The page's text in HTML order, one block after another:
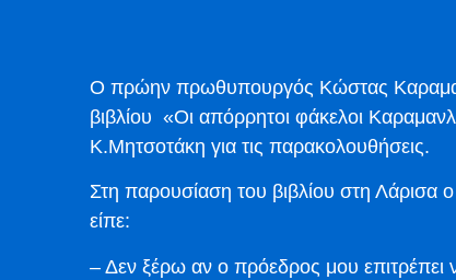
Ο πρώην πρωθυπουργός Κώστας
βιβλίου «Οι απόρρητοι φάκελοι
Κ.Μητσοτάκη για τις παρακολουθήσεις.
Στη παρουσίαση του βιβλίου στη
είπε:
– Δεν ξέρω αν ο πρόεδρος μου